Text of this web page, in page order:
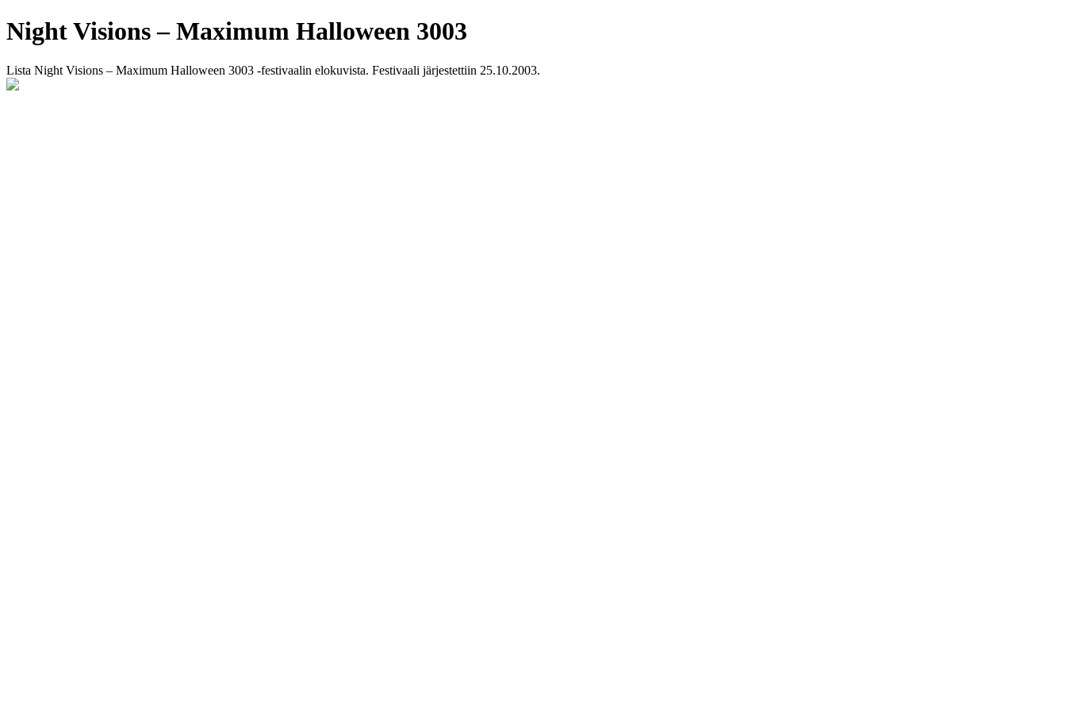
Night Visions – Maximum Halloween 3003
Lista Night Visions – Maximum Halloween 3003 -festivaalin elokuvista. Festivaali järjestettiin 25.10.2003.